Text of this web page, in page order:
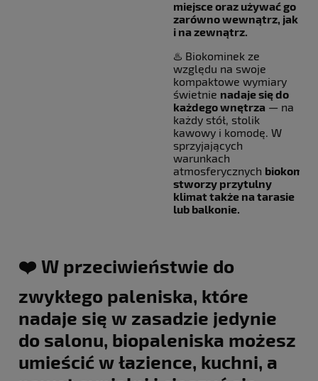
miejsce oraz używać go
zarówno wewnątrz, jak
i na zewnątrz.
♨️ Biokominek ze
względu na swoje
kompaktowe wymiary
świetnie nadaje się do
każdego wnętrza — na
każdy stół, stolik
kawowy i komodę. W
sprzyjających
warunkach
atmosferycznych
stworzy przytulny
klimat także na tarasie
lub balkonie.
❤️ W przeciwieństwie do
zwykłego paleniska, które
nadaje się w zasadzie jedynie
do salonu, biopaleniska możesz
umieścić w łazience, kuchni, a